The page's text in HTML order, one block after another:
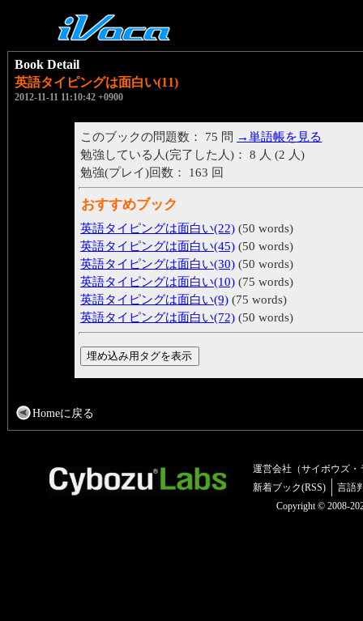
Book Detail
英語タイピングは面白い(11)
2012-11-11 11:10:42 +0900
このブックの問題数： 75 問 →単語帳を見る
勉強している人(完了した人)： 8 人 (2 人)
勉強(プレイ)回数： 163 回
おすすめブック
英語タイピングは面白い(22) (50 words)
英語タイピングは面白い(45) (50 words)
英語タイピングは面白い(30) (50 words)
英語タイピングは面白い(10) (75 words)
英語タイピングは面白い(9) (75 words)
英語タイピングは面白い(72) (50 words)
Homeに戻る
運営会社（サイボウズ・
新着ブック(RSS)
言語
Copyright © 2008-